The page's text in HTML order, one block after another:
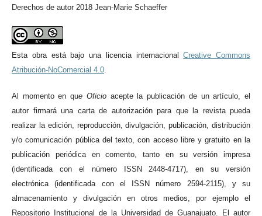
Derechos de autor 2018 Jean-Marie Schaeffer
Esta obra está bajo una licencia internacionalCreative Commons
Atribución-NoComercial 4.0
Al momento en que Oficioacepte la publicación de un artículo, el
autor firmará una carta de autorización para que la revista pueda
realizar la edición, reproducción, divulgación, publicación, distribución
y/o comunicación pública del texto, con acceso libre y gratuito en la
publicación periódica en comento, tanto en su versión impresa
(identificada con el número ISSN 2448-4717), en su versión
electrónica (identificada con el ISSN número 2594-2115), y su
almacenamiento y divulgación en otros medios, por ejemplo el
Repositorio Institucional de la Universidad de Guanajuato. El autor